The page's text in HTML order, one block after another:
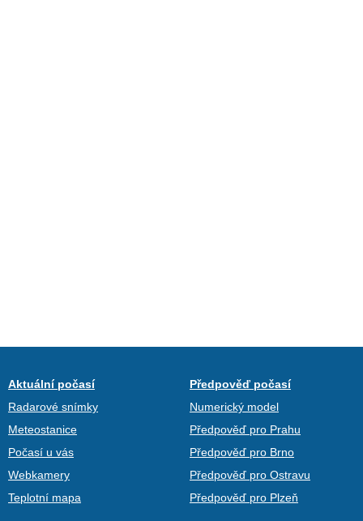
Aktuální počasí
Radarové snímky
Meteostanice
Počasí u vás
Webkamery
Teplotní mapa
Předpověď počasí
Numerický model
Předpověď pro Prahu
Předpověď pro Brno
Předpověď pro Ostravu
Předpověď pro Plzeň